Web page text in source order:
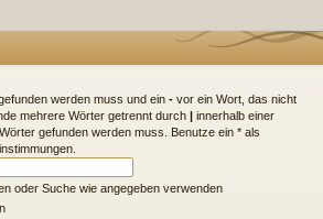
n n
werden muss und ein - vor ein Wort, das nicht
mehrere Wörter getrennt durch | innerhalb einer
gefunden werden muss. Benutze ein * als
oder Suche wie angegeben verwenden